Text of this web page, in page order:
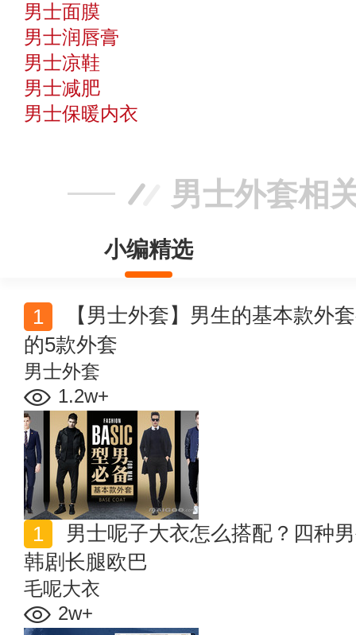
男士面膜
男士润唇膏
男士凉鞋
男士减肥
男士保暖内衣
男士外套相
小编精选
的5款外套
男士外套
1.2w+
韩剧长腿欧巴
毛呢大衣
2w+